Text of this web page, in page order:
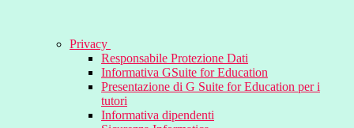
Privacy
Responsabile Protezione Dati
Informativa GSuite for Education
Presentazione di G Suite for Education per i
tutori
Informativa dipendenti